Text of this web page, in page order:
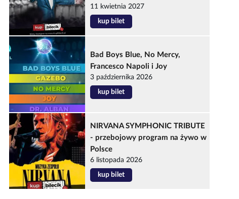
11 kwietnia 2027
kup bilet
Bad Boys Blue, No Mercy,
Francesco Napoli i Joy
3 października 2026
kup bilet
NIRVANA SYMPHONIC TRIBUTE
- przebojowy program na żywo w
Polsce
6 listopada 2026
kup bilet